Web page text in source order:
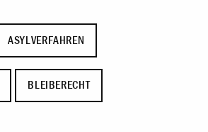
ASYLVERFAHREN
BLEIBERECHT